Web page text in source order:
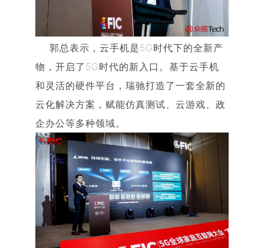
郭总表示，云手机是5G时代下的全新产
物，开启了5G时代的新入口。基于云手机
和灵活的硬件平台，瑞驰打造了一套全新的
云化解决方案，赋能仿真测试、云游戏、政
企办公等多种领域。